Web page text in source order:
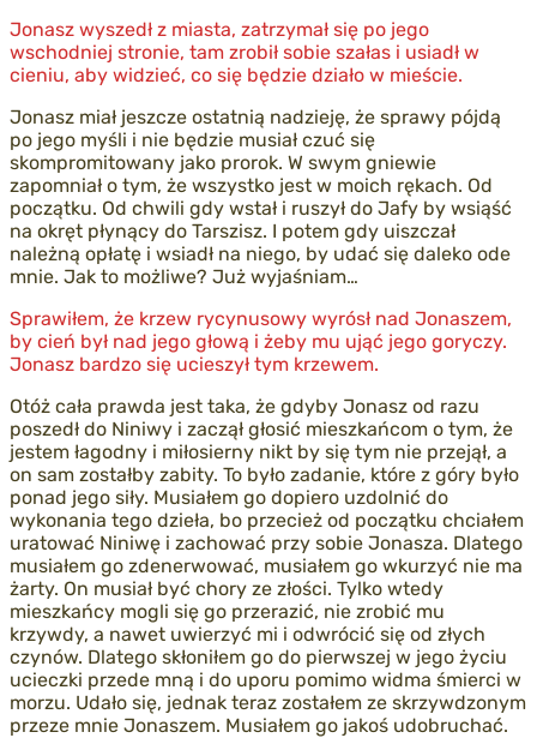
Jonasz wyszedł z miasta, zatrzymał się po jego
wschodniej stronie, tam zrobił sobie szałas i usiadł w
cieniu, aby widzieć, co się będzie działo w mieście.
Jonasz miał jeszcze ostatnią nadzieję, że sprawy pójdą
po jego myśli i nie będzie musiał czuć się
skompromitowany jako prorok. W swym gniewie
zapomniał o tym, że wszystko jest w moich rękach. Od
początku. Od chwili gdy wstał i ruszył do Jafy by wsiąść
na okręt płynący do Tarszisz. I potem gdy uiszczał
należną opłatę i wsiadł na niego, by udać się daleko ode
mnie. Jak to możliwe? Już wyjaśniam…
Sprawiłem, że krzew rycynusowy wyrósł nad Jonaszem,
by cień był nad jego głową i żeby mu ująć jego goryczy.
Jonasz bardzo się ucieszył tym krzewem.
Otóż cała prawda jest taka, że gdyby Jonasz od razu
poszedł do Niniwy i zaczął głosić mieszkańcom o tym, że
jestem łagodny i miłosierny nikt by się tym nie przejął, a
on sam zostałby zabity. To było zadanie, które z góry było
ponad jego siły. Musiałem go dopiero uzdolnić do
wykonania tego dzieła, bo przecież od początku chciałem
uratować Niniwę i zachować przy sobie Jonasza. Dlatego
musiałem go zdenerwować, musiałem go wkurzyć nie ma
żarty. On musiał być chory ze złości. Tylko wtedy
mieszkańcy mogli się go przerazić, nie zrobić mu
krzywdy, a nawet uwierzyć mi i odwrócić się od złych
czynów. Dlatego skłoniłem go do pierwszej w jego życiu
ucieczki przede mną i do uporu pomimo widma śmierci w
morzu. Udało się, jednak teraz zostałem ze skrzywdzonym
przeze mnie Jonaszem. Musiałem go jakoś udobruchać.